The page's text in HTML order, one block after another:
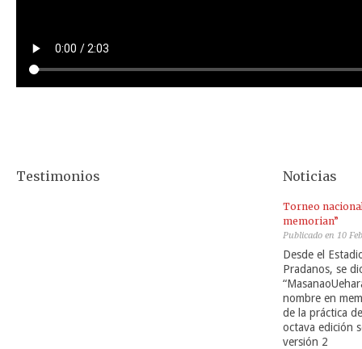
Testimonios Noticias
Torneo
memorian”
Publicado en 10
Desde el
Pradanos, se
nombre en
de la práctica
octava edición
versión 2